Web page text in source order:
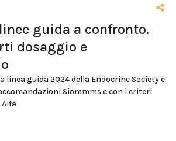
guida a confronto.
dosaggio e
linea guida 2024 della Endocrine Society e
Siommms e con i criteri